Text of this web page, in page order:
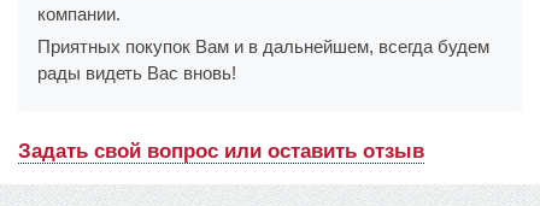
компании.
Приятных покупок Вам и в дальнейшем, всегда будем
рады видеть Вас вновь!
Задать свой вопрос или оставить отзыв